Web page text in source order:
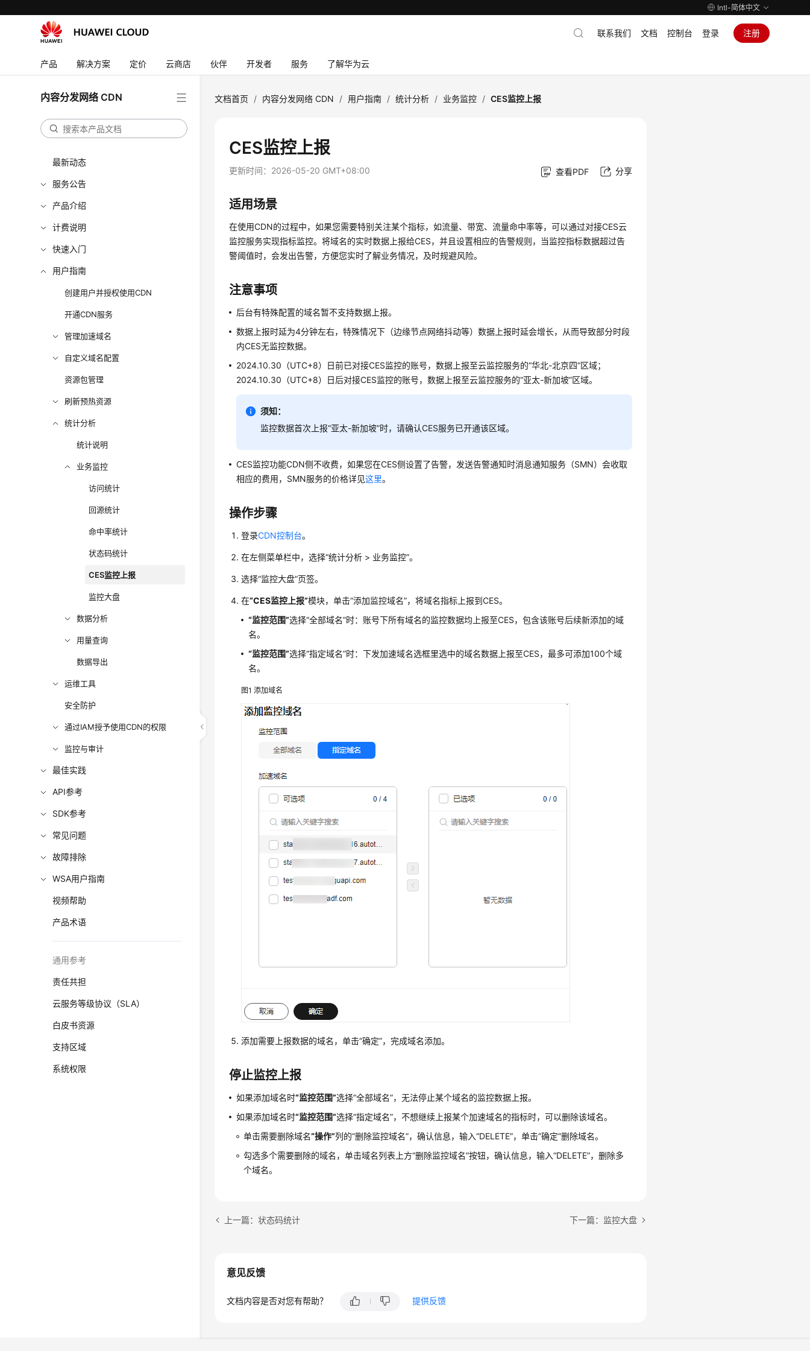
Intl-简体中文
产品 解决方案 定价 云商店 伙伴 开发者 服务 了解华为云
联系我们 文档 控制台 登录 注册
内容分发网络 CDN
最新动态
服务公告
产品介绍
计费说明
快速入门
用户指南
创建用户并授权使用CDN
开通CDN服务
管理加速域名
自定义域名配置
资源包管理
刷新预热资源
统计分析
统计说明
业务监控
访问统计
回源统计
命中率统计
状态码统计
CES监控上报
监控大盘
数据分析
用量查询
数据导出
运维工具
安全防护
通过IAM授予使用CDN的权限
监控与审计
最佳实践
API参考
SDK参考
常见问题
故障排除
WSA用户指南
视频帮助
产品术语
通用参考
责任共担
云服务等级协议（SLA）
白皮书资源
支持区域
系统权限
文档首页 / 内容分发网络 CDN / 用户指南 / 统计分析 / 业务监控 / CES监控上报
CES监控上报
更新时间： 2026-05-20 GMT+08:00 查看PDF 分享
适用场景
在使用CDN的过程中，如果您需要特别关注某个指标，如流量、带宽、流量命中率等，可以通过对接CES云
监控服务实现指标监控。将域名的实时数据上报给CES，并且设置相应的告警规则，当监控指标数据超过告
警阈值时，会发出告警，方便您实时了解业务情况，及时规避风险。
注意事项
后台有特殊配置的域名暂不支持数据上报。
数据上报时延为4分钟左右，特殊情况下（边缘节点网络抖动等）数据上报时延会增长，从而导致部分时段
内CES无监控数据。
2024.10.30（UTC+8）日前已对接CES监控的账号，数据上报至云监控服务的“华北-北京四”区域；
2024.10.30（UTC+8）日后对接CES监控的账号，数据上报至云监控服务的“亚太-新加坡”区域。
须知：
监控数据首次上报“亚太-新加坡”时，请确认CES服务已开通该区域。
CES监控功能CDN侧不收费，如果您在CES侧设置了告警，发送告警通知时消息通知服务（SMN）会收取
相应的费用，SMN服务的价格详见这里。
操作步骤
登录CDN控制台。
在左侧菜单栏中，选择“统计分析 > 业务监控”。
选择“监控大盘”页签。
在“CES监控上报”模块，单击“添加监控域名”，将域名指标上报到CES。
“监控范围”选择“全部域名”时：账号下所有域名的监控数据均上报至CES，包含该账号后续新添加的域
名。
“监控范围”选择“指定域名”时：下发加速域名选框里选中的域名数据上报至CES，最多可添加100个域
名。
图1添加域名
添加需要上报数据的域名，单击“确定”，完成域名添加。
停止监控上报
如果添加域名时“监控范围”选择“全部域名”，无法停止某个域名的监控数据上报。
如果添加域名时“监控范围”选择“指定域名”，不想继续上报某个加速域名的指标时，可以删除该域名。
单击需要删除域名“操作”列的“删除监控域名”，确认信息，输入“DELETE”，单击“确定”删除域名。
勾选多个需要删除的域名，单击域名列表上方“删除监控域名”按钮，确认信息，输入“DELETE”，删除多
个域名。
上一篇：状态码统计 下一篇：监控大盘
意见反馈
文档内容是否对您有帮助？ 提供反馈